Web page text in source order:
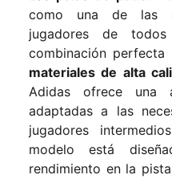
como una de las
jugadores de
combinación perfecta
materiales de alta
Adidas ofrece una
adaptadas a las
jugadores
modelo está
rendimiento en la